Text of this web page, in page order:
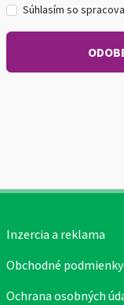
Súhlasím so
Inzercia a reklama
Obchodné podmienky
Ochrana osobných